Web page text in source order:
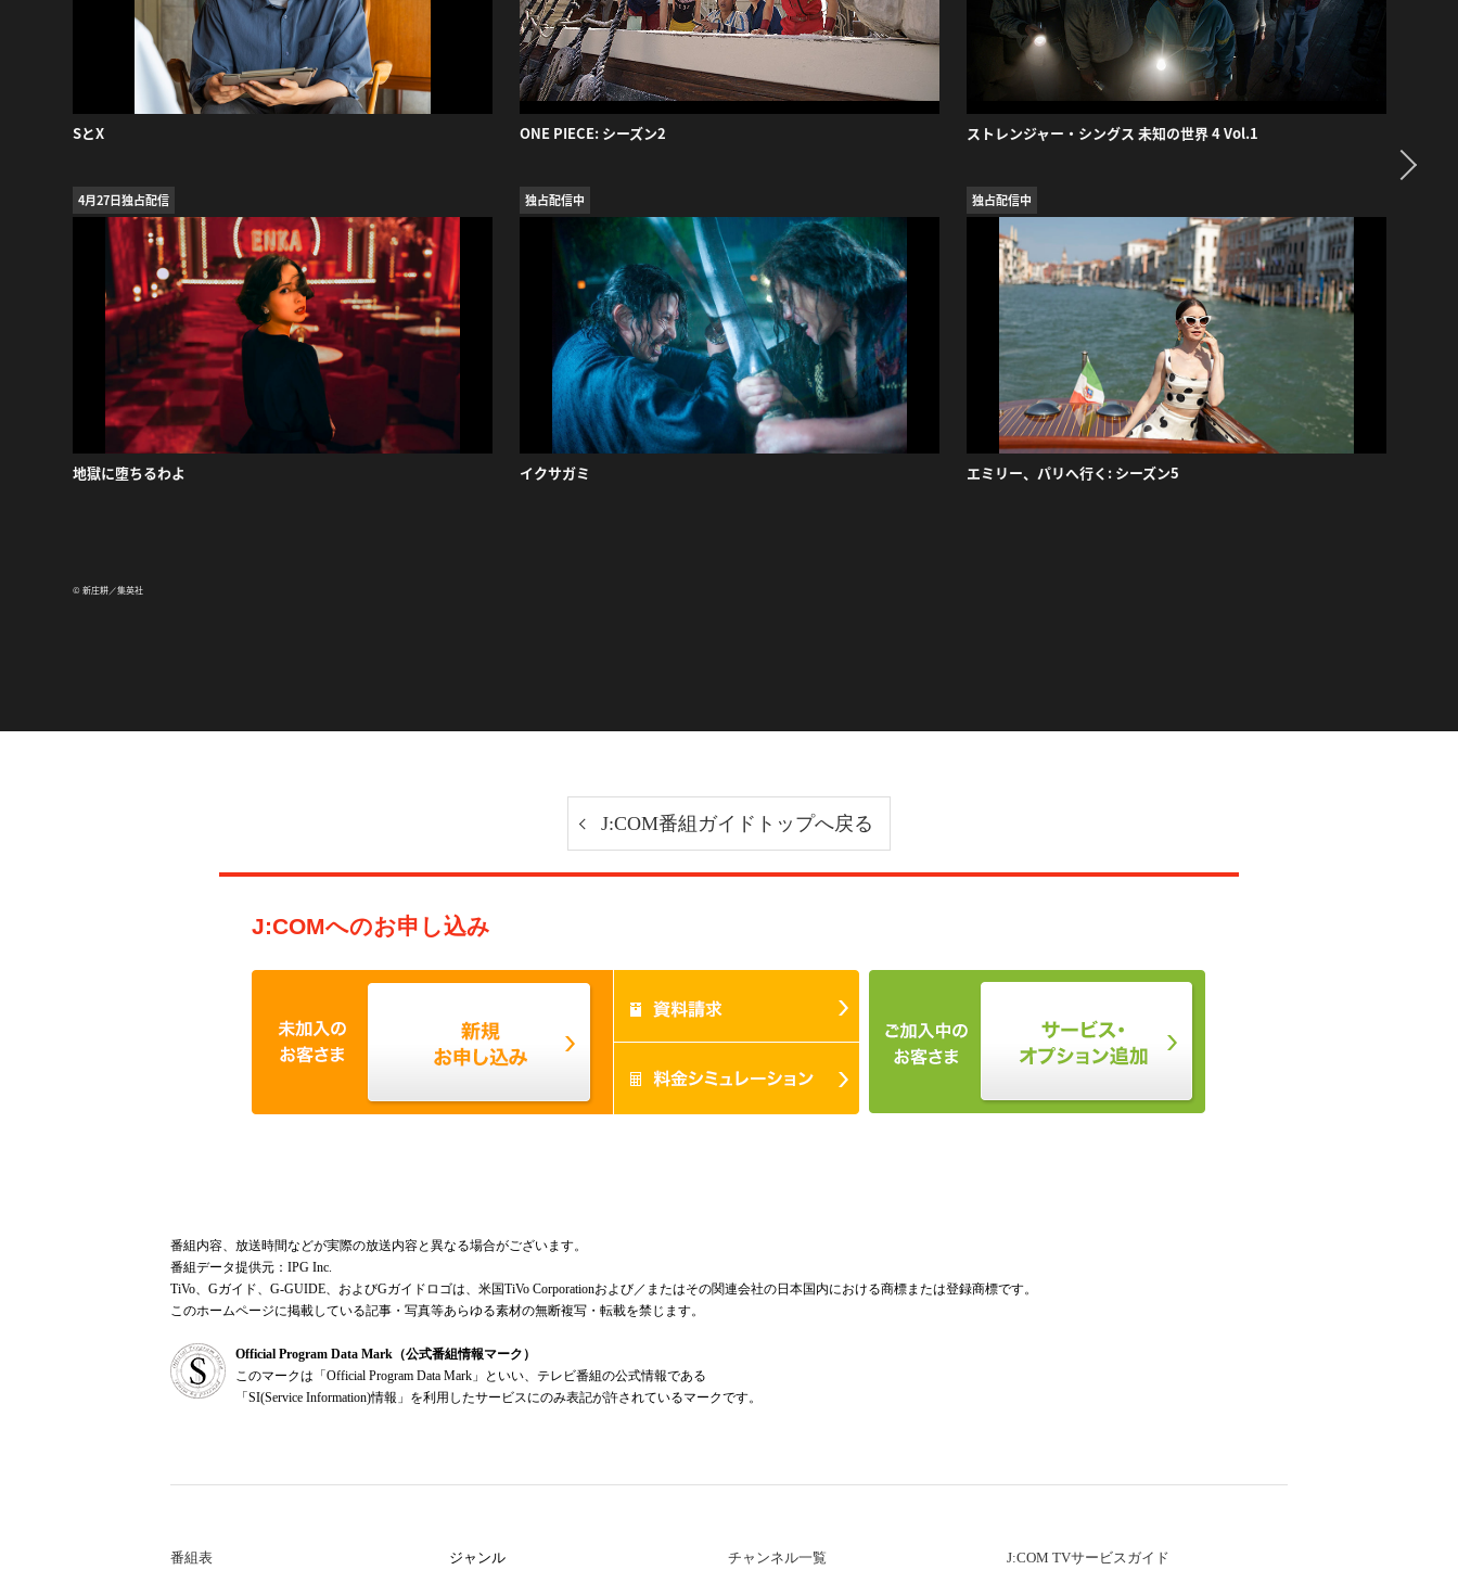
SとX
4月27日独占配信
地獄に堕ちるわよ
ONE PIECE: シーズン2
独占配信中
イクサガミ
ストレンジャー・シングス 未知の世界 4 Vol.1
独占配信中
エミリー、パリへ行く: シーズン5
© 新庄耕／集英社
J:COM番組ガイドトップへ戻る
J:COMへのお申し込み
番組内容、放送時間などが実際の放送内容と異なる場合がございます。
番組データ提供元：IPG Inc.
TiVo、Gガイド、G-GUIDE、およびGガイドロゴは、米国TiVo Corporationおよび／またはその関連会社の日本国内における商標または登録商標です。
このホームページに掲載している記事・写真等あらゆる素材の無断複写・転載を禁じます。
Official Program Data Mark（公式番組情報マーク）
このマークは「Official Program Data Mark」といい、テレビ番組の公式情報である
「SI(Service Information)情報」を利用したサービスにのみ表記が許されているマークです。
番組表 ジャンル チャンネル一覧 J:COM TVサービスガイド